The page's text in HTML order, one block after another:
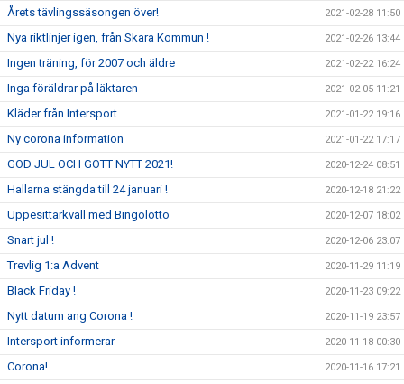
Årets tävlingssäsongen över! 2021-02-28 11:50
Nya riktlinjer igen, från Skara Kommun ! 2021-02-26 13:44
Ingen träning, för 2007 och äldre 2021-02-22 16:24
Inga föräldrar på läktaren 2021-02-05 11:21
Kläder från Intersport 2021-01-22 19:16
Ny corona information 2021-01-22 17:17
GOD JUL OCH GOTT NYTT 2021! 2020-12-24 08:51
Hallarna stängda till 24 januari ! 2020-12-18 21:22
Uppesittarkväll med Bingolotto 2020-12-07 18:02
Snart jul ! 2020-12-06 23:07
Trevlig 1:a Advent 2020-11-29 11:19
Black Friday ! 2020-11-23 09:22
Nytt datum ang Corona ! 2020-11-19 23:57
Intersport informerar 2020-11-18 00:30
Corona! 2020-11-16 17:21